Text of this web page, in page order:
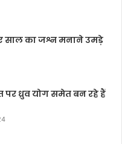
साल का जश्न मनाने उमड़े
पर ध्रुव योग समेत बन रहे हैं